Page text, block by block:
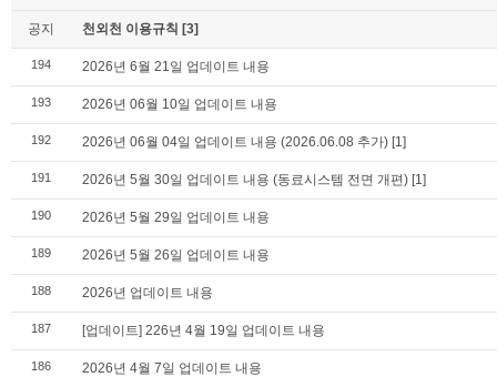
공지 천외천 이용규칙 [3]
194 2026년 6월 21일 업데이트 내용
193 2026년 06월 10일 업데이트 내용
192 2026년 06월 04일 업데이트 내용 (2026.06.08 추가) [1]
191 2026년 5월 30일 업데이트 내용 (동료시스템 전면 개편) [1]
190 2026년 5월 29일 업데이트 내용
189 2026년 5월 26일 업데이트 내용
188 2026년 업데이트 내용
187 [업데이트] 226년 4월 19일 업데이트 내용
186 2026년 4월 7일 업데이트 내용